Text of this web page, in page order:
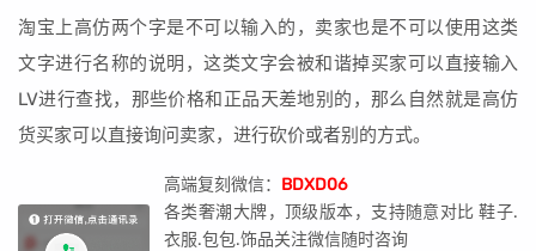
淘宝上高仿两个字是不可以输入的，卖家也是不可以使用这类
文字进行名称的说明，这类文字会被和谐掉买家可以直接输入
LV进行查找，那些价格和正品天差地别的，那么自然就是高仿
货买家可以直接询问卖家，进行砍价或者别的方式。
高端复刻微信： BDXD06
各类奢潮大牌，顶级版本，支持随意对比 鞋子.
衣服.包包.饰品关注微信随时咨询